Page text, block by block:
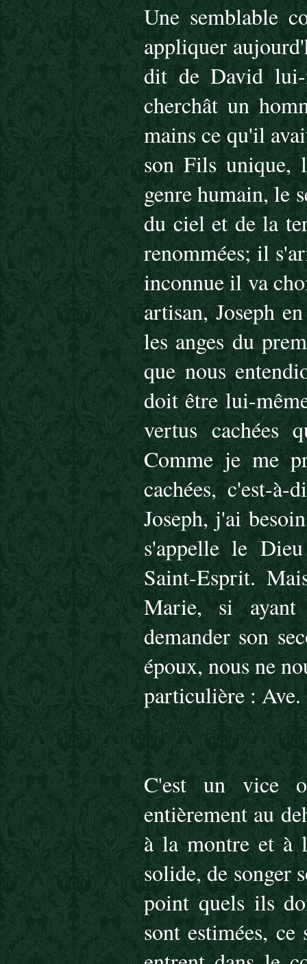
Une semblable
appliquer
dit de David
cherchât un
mains ce qu'il
son Fils unique,
genre humain, le
du ciel et de la
renommées; il
inconnue il va
artisan, Joseph
les anges du
que nous
doit être lui-
vertus cachées
Comme je me
cachées, c'est-
Joseph, j'ai
s'appelle le
Saint-Esprit.
Marie, si ayant
demander son
époux, nous ne
particulière : Ave.
C'est un vice
entièrement au
à la montre et à
solide, de songer
point quels ils
sont estimées,